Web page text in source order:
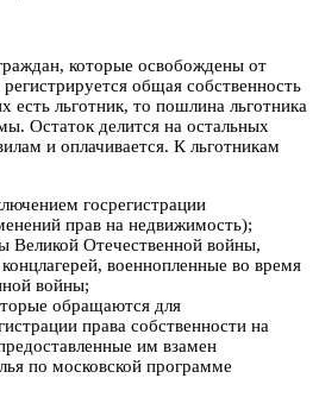
которые освобождены от
общая собственность
есть льготник, то пошлина льготника
Остаток делится на остальных
и оплачивается. К льготникам
госрегистрации
прав на недвижимость);
Великой Отечественной войны,
военнопленные во время
войны;
обращаются для
права собственности на
им взамен
по московской программе